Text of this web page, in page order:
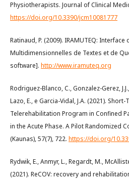
Physiotherapists. Journal of Clinical
https://doi.org/10.3390/jcm10081777
Ratinaud, P. (2009). IRAMUTEQ:
Multidimensionnelles de Textes et de
software]. http://www.iramuteq.org
Rodriguez-Blanco, C., Gonzalez-Gerez,
Lazo, E., e Garcia-Vidal, J.A. (2021).
Telerehabilitation Program in Confined
in the Acute Phase. A Pilot Randomized
(Kaunas), 57(7), 722. https://doi.org/
Rydwik, E., Anmyr, L., Regardt, M.,
(2021). ReCOV: recovery and